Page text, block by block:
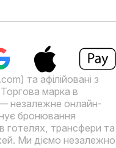
та афілійовані з
марка в
незалежне онлайн-
бронювання
готелях, трансфери та
Ми діємо незалежно